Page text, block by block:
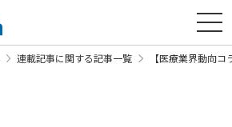
連載記事に関する記事一覧 【医療業界動向